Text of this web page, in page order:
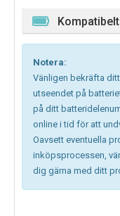
Notera:
Vänligen bekräfta
utseendet på
på ditt
online i tid för att
Oavsett eventuella
inköpsprocessen,
dig gärna med ditt